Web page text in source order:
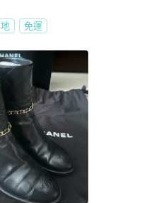
免運